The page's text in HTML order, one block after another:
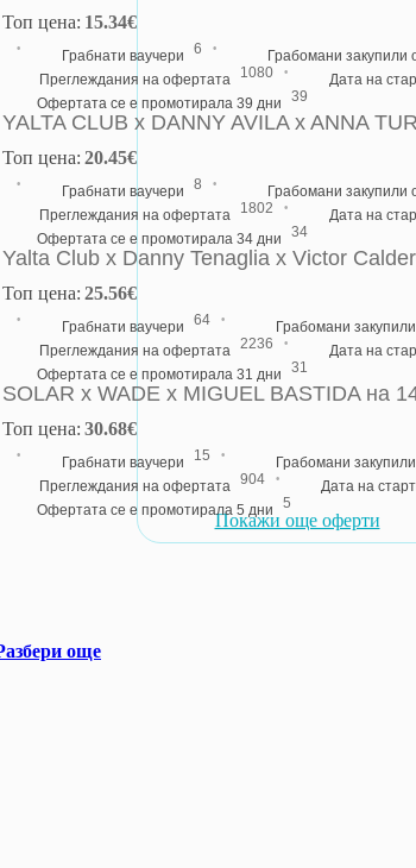
Топ цена: 15.34€
·
Грабнати ваучери 6 · Грабомани закупили
Преглеждания на офертата 1080 · Дата на
Офертата се е промотирала 39 дни 39
YALTA CLUB x DANNY AVILA x ANNA
Топ цена: 20.45€
·
Грабнати ваучери 8 · Грабомани закупили
Преглеждания на офертата 1802 · Дата на
Офертата се е промотирала 34 дни 34
Yalta Club х Danny Tenaglia х Victor
Топ цена: 25.56€
·
Грабнати ваучери 64 · Грабомани
Преглеждания на офертата 2236 · Дата на
Офертата се е промотирала 31 дни 31
SOLAR x WADE x MIGUEL BASTIDA на
Топ цена: 30.68€
·
Грабнати ваучери 15 · Грабомани
Преглеждания на офертата 904 · Дата на
Офертата се е промотирала 5 дни 5
Покажи още оферти
още